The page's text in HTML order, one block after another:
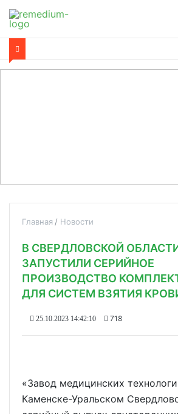
Главная Новости
В СВЕРДЛОВСКОЙ
ЗАПУСТИЛИ СЕРИЙНОЕ
ПРОИЗВОДСТВО
ДЛЯ СИСТЕМ ВЗЯТИЯ
25.10.2023 14:42:10 718
«Завод медицинских
Каменске-Уральском